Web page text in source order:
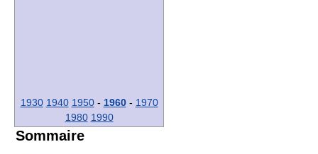
1930 1940 1950- 1960- 1970
1980 1990
Sommaire